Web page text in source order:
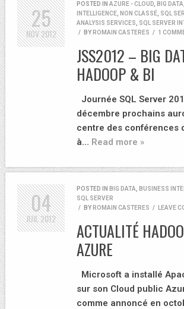
POSTED IN AZURE - CLOUD BIG DATA
INTELLIGENCE
NON CLASSÉ SQL
ANALYSIS SERVICES
SQL SERVER
/
BY ROMAIN CASTERES / 1
JSS2012 – BIG
HADOOP & BI
Journée SQL Server
décembre prochains
centre des conférences
à… Read more »
25
NOV2012
POSTED IN BIG DATA BUSINESS
SQL SERVER
/
BY ROMAIN CASTERES / LEAVE
ACTUALITÉ
AZURE
Microsoft a installé
sur son Cloud public
comme annoncé en
04
JUIL2012